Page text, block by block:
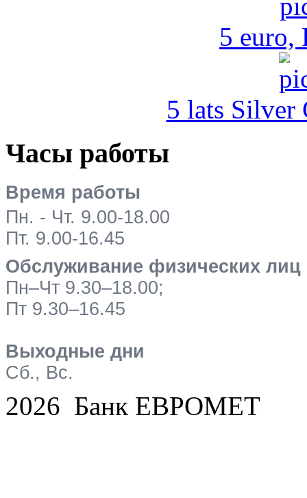
5 euro,
5 lats Silver
Часы работы
Время работы
Пн. - Чт. 9.00-18.00
Пт. 9.00-16.45
Обслуживание физических лиц
Пн–Чт 9.30–18.00;
Пт 9.30–16.45
Выходные дни
Сб., Вс.
2026 Банк ЕВРОМЕТ